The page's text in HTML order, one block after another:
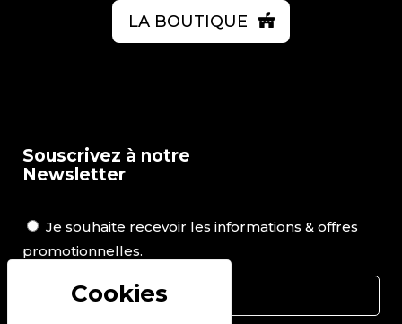
LA BOUTIQUE
Souscrivez à notre
Newsletter
Je souhaite recevoir les informations & offres
promotionnelles.